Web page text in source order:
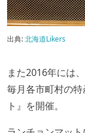
出典:北海道Likers
また2016年には
毎月各市町村の
ト』を開催。